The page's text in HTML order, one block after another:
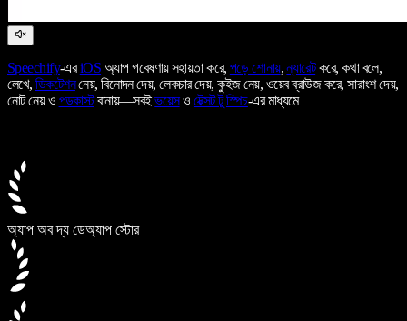
Speechify-এরiOS অ্যাপ গবেষণায় সহায়তা করে, পড়ে শোনায়,ন্যারেটকরে, কথা বলে,
লেখে, ডিকটেশননেয়, বিনোদন দেয়, লেকচার দেয়, কুইজ নেয়, ওয়েব ব্রাউজ করে, সারাংশ দেয়,
নোট নেয় ও পডকাস্টবানায়—সবইভয়েসও টেক্সট টু স্পিচ-এর মাধ্যমে
অ্যাপ অব দ্য ডেঅ্যাপ স্টোর